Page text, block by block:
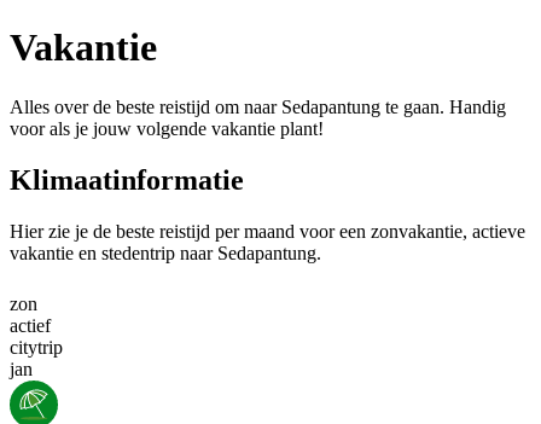
Vakantie
Alles over de beste reistijd om naar Sedapantung te gaan. Handig
voor als je jouw volgende vakantie plant!
Klimaatinformatie
Hier zie je de beste reistijd per maand voor een zonvakantie, actieve
vakantie en stedentrip naar Sedapantung.
zon
actief
citytrip
jan